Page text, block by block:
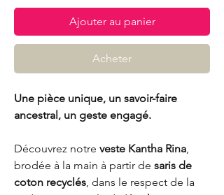
Ajouter au panier
Acheter
Une pièce unique, un savoir-faire
ancestral, un geste engagé.
Découvrez notre veste Kantha Rina,
brodée à la main à partir de saris de
coton recyclés, dans le respect de la